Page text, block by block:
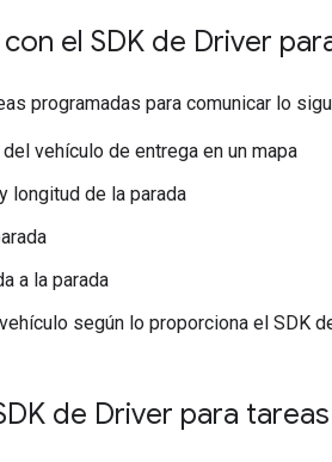
con el SDK de Driver
programadas para comunicar lo
vehículo de entrega en un mapa
longitud de la parada
a la parada
según lo proporciona el SDK
de Driver para